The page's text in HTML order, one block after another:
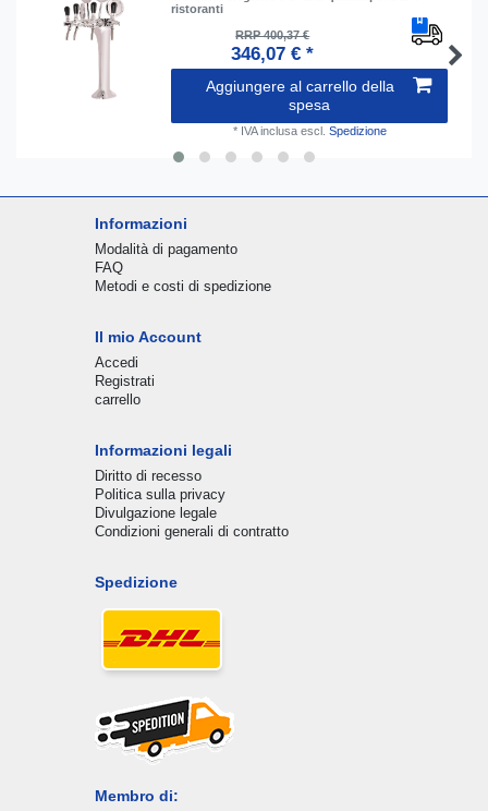
ristoranti
RRP 400,37 €
346,07 € *
Aggiungere al carrello della
spesa
* IVA inclusaescl. Spedizione
Informazioni
Modalità di pagamento
FAQ
Metodi e costi di spedizione
Il mio Account
Accedi
Registrati
carrello
Informazioni legali
Diritto di recesso
Politica sulla privacy
Divulgazione legale
Condizioni generali di contratto
Spedizione
Membro di: